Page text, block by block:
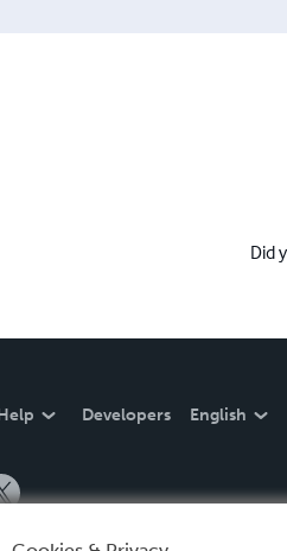
Did
Developers English